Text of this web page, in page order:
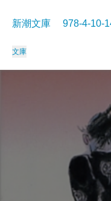
新潮文庫 978-4-10-
文庫